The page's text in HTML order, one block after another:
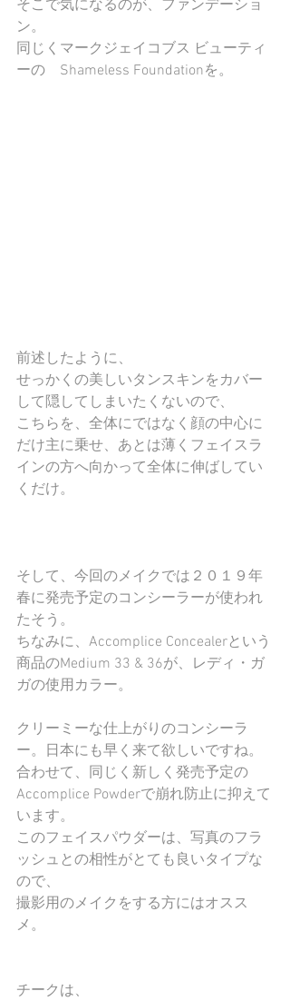
そこで気になるのが、ファンデーショ
ン。
同じくマークジェイコブス ビューティ
ーの　Shameless Foundationを。
前述したように、
せっかくの美しいタンスキンをカバー
して隠してしまいたくないので、
こちらを、全体にではなく顔の中心に
だけ主に乗せ、あとは薄くフェイスラ
インの方へ向かって全体に伸ばしてい
くだけ。
そして、今回のメイクでは２０１９年
春に発売予定のコンシーラーが使われ
たそう。
ちなみに、Accomplice Concealerという
商品のMedium 33 & 36が、レディ・ガ
ガの使用カラー。
クリーミーな仕上がりのコンシーラ
ー。日本にも早く来て欲しいですね。
合わせて、同じく新しく発売予定の
Accomplice Powderで崩れ防止に抑えて
います。
このフェイスパウダーは、写真のフラ
ッシュとの相性がとても良いタイプな
ので、
撮影用のメイクをする方にはオスス
メ。
チークは、